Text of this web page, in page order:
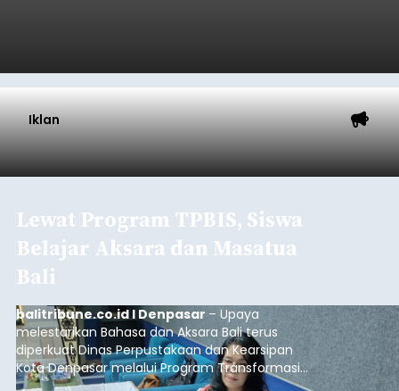
Iklan
Lewat Program TPBIS, Siswa
Belajar Aksara dan Masatua
Bali
balitribune.co.id I Denpasar – Upaya
melestarikan Bahasa dan Aksara Bali terus
diperkuat Dinas Perpustakaan dan Kearsipan
Kota Denpasar melalui Program Transformasi
Perpustakaan Berbasis Inklusi Sosial (TPBIS).